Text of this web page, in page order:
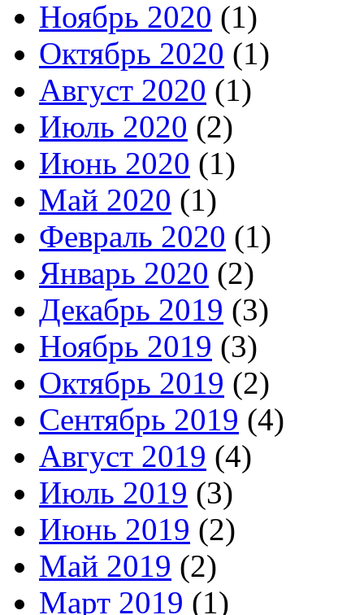
Ноябрь 2020 (1)
Октябрь 2020 (1)
Август 2020 (1)
Июль 2020 (2)
Июнь 2020 (1)
Май 2020 (1)
Февраль 2020 (1)
Январь 2020 (2)
Декабрь 2019 (3)
Ноябрь 2019 (3)
Октябрь 2019 (2)
Сентябрь 2019 (4)
Август 2019 (4)
Июль 2019 (3)
Июнь 2019 (2)
Май 2019 (2)
Март 2019 (1)